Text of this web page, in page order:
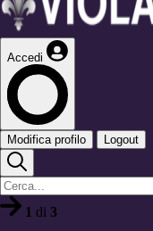
Accedi
Modifica profilo Logout
1 di 3